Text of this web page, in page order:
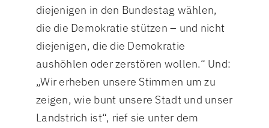
diejenigen in den Bundestag wählen,
die die Demokratie stützen – und nicht
diejenigen, die die Demokratie
aushöhlen oder zerstören wollen.“ Und:
„Wir erheben unsere Stimmen um zu
zeigen, wie bunt unsere Stadt und unser
Landstrich ist“, rief sie unter dem